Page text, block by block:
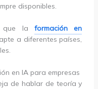
disponibles.
que laformación en
a diferentes países,
en IA para empresas
de hablar de teoría y